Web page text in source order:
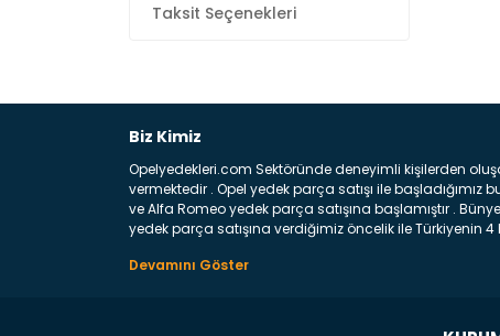
Taksit Seçenekleri
Biz Kimiz
Opelyedekleri.com Sektöründe deneyimli kişilerden
vermektedir . Opel yedek parça satışı ile
ve Alfa Romeo yedek parça satışına başlamıştır .
yedek parça satışına verdiğimiz öncelik ile Türkiyenin
belirttiğimiz parçalar sizlere fikir sağlayacaktır. Ön
üretilmiş disk ile teması sayesinde durmayı sağlayan